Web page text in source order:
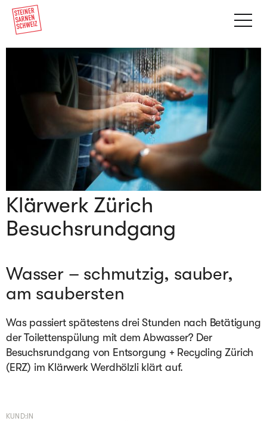
Klärwerk Zürich
Besuchsrundgang
Wasser – schmutzig, sauber,
am saubersten
Was passiert spätestens drei Stunden nach Betätigung
der Toilettenspülung mit dem Abwasser? Der
Besuchsrundgang von Entsorgung + Recycling Zürich
(ERZ) im Klärwerk Werdhölzli klärt auf.
KUND:IN